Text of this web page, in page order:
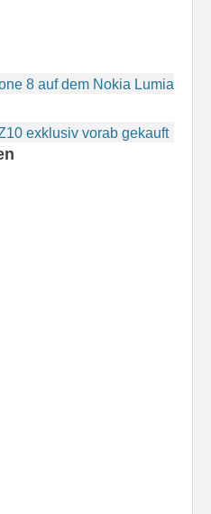
8 auf dem Nokia Lumia
exklusiv vorab gekauft